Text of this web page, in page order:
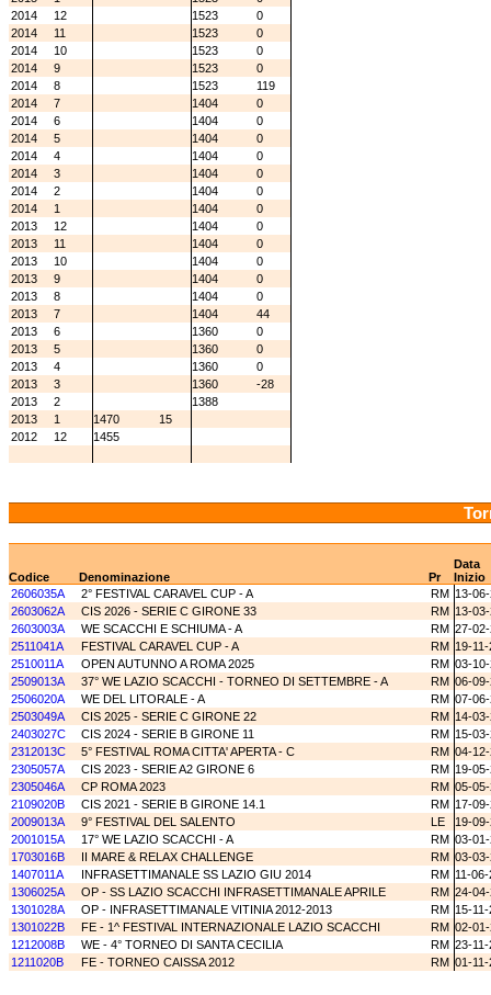
2014
12 1523
0
2014
11 1523
0
2014
10 1523
0
2014
9 1523
0
2014
8 1523
119
2014
7 1404
0
2014
6 1404
0
2014
5 1404
0
2014
4 1404
0
2014
3 1404
0
2014
2 1404
0
2014
1 1404
0
2013
12 1404
0
2013
11 1404
0
2013
10 1404
0
2013
9 1404
0
2013
8 1404
0
2013
7 1404
44
2013
6 1360
0
2013
5 1360
0
2013
4 1360
0
2013
3 1360
-28
2013
2
1388
2013
1 1470
15
2012
12 1455
Data
Codice
Denominazione Pr
Inizio
2606035A
2° FESTIVAL CARAVEL CUP - A RM 13-
2603062A
CIS 2026 - SERIE C GIRONE 33 RM 13-
2603003A
WE SCACCHI E SCHIUMA - A RM 27-
2511041A
FESTIVAL CARAVEL CUP - A RM 19-
2510011A
OPEN AUTUNNO A ROMA 2025 RM 03-
2509013A
37° WE LAZIO SCACCHI - TORNEO DI SETTEMBRE - A RM 06-
2506020A
WE DEL LITORALE - A RM 07-
2503049A
CIS 2025 - SERIE C GIRONE 22 RM 14-
2403027C
CIS 2024 - SERIE B GIRONE 11 RM 15-
2312013C
5° FESTIVAL ROMA CITTA' APERTA - C RM 04-
2305057A
CIS 2023 - SERIE A2 GIRONE 6 RM 19-
2305046A
CP ROMA 2023 RM 05-
2109020B
CIS 2021 - SERIE B GIRONE 14.1 RM 17-
2009013A
9° FESTIVAL DEL SALENTO LE
19-
2001015A
17° WE LAZIO SCACCHI - A RM 03-
1703016B
II MARE & RELAX CHALLENGE RM 03-
1407011A
INFRASETTIMANALE SS LAZIO GIU 2014 RM 11-
1306025A
OP - SS LAZIO SCACCHI INFRASETTIMANALE APRILE RM 24-
1301028A
OP - INFRASETTIMANALE VITINIA 2012-2013 RM 15-
1301022B
FE - 1^ FESTIVAL INTERNAZIONALE LAZIO SCACCHI RM 02-
1212008B
WE - 4° TORNEO DI SANTA CECILIA RM 23-
1211020B
FE - TORNEO CAISSA 2012 RM 01-